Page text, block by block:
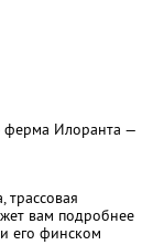
ферма Илоранта —
трассовая
вам подробнее
его финском